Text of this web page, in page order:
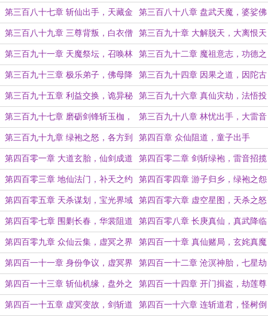
种 客
第三百八十七章 斩仙出手，天藏金
宫
第三百八十八章 盘武天魔，婆娑佛
母
第三百八十九章 三尊背叛，白衣僧
人
第三百九十章 大解脱天，大离恨天
第三百九十一章 天魔祭坛，召唤林
忧
第三百九十二章 魔祖意志，功德之
道？
第三百九十三章 极乐弟子，佛母降
临
第三百九十四章 因果之道，因陀古
佛
第三百九十五章 利益交换，诡异秘
境
第三百九十六章 真仙灾劫，法悟投
靠
第三百九十七章 磨砺剑锋斩玉枷，
拂开道尘断金锁
第三百九十八章 林忧出手，大雷音
寺
第三百九十九章 绿袍之怒，各方到
来
第四百章 众仙阻道，童子出手
第四百零一章 大道玄胎，仙剑成道 第四百零二章 剑斩绿袍，雷音招揽
第四百零三章 地仙法门，补天之约 第四百零四章 游子归乡，绿袍之怨
第四百零五章 天杀谋划，宝光界域 第四百零六章 虚空星图，天杀之怒
第四百零七章 围剿长春，华裳阻道 第四百零八章 长庚真仙，真武降临
第四百零九章 众仙云集，虚冥之界 第四百一十章 真仙赌局，玄姹真魔
第四百一十一章 身份争议，虚冥界
中
第四百一十二章 沧溟神胎，七星劫
桩
第四百一十三章 斩仙机缘，盘外之
局
第四百一十四章 开门揖盗，劫莲尊
者？
第四百一十五章 虚冥变故，剑斩道 第四百一十六章 连斩道君，怪树倒